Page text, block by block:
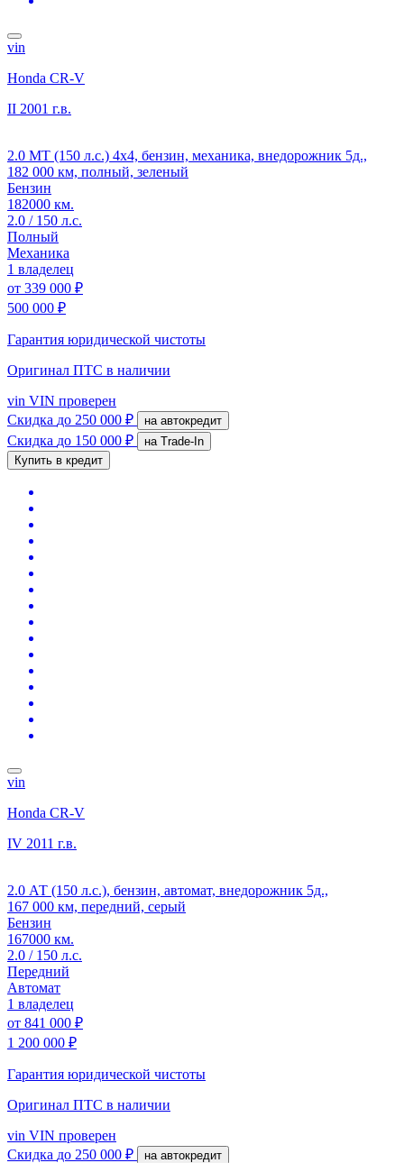
vin
Honda CR-V
II 2001 г.в.
2.0 MT (150 л.с.) 4x4, бензин, механика, внедорожник 5д.,
182 000 км, полный, зеленый
Бензин
182000 км.
2.0 / 150 л.с.
Полный
Механика
1 владелец
от 339 000 ₽
500 000 ₽
Гарантия юридической чистоты
Оригинал ПТС в наличии
vin VIN проверен
Скидка до 250 000 ₽ на автокредит
Скидка до 150 000 ₽
на Trade-In
Купить в кредит
vin
Honda CR-V
IV 2011 г.в.
2.0 АТ (150 л.с.), бензин, автомат, внедорожник 5д.,
167 000 км, передний, серый
Бензин
167000 км.
2.0 / 150 л.с.
Передний
Автомат
1 владелец
от 841 000 ₽
1 200 000 ₽
Гарантия юридической чистоты
Оригинал ПТС в наличии
vin VIN проверен
Скидка до 250 000 ₽ на автокредит